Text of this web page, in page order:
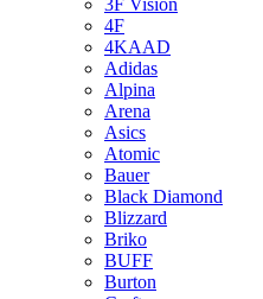
4F
4KAAD
Adidas
Alpina
Arena
Asics
Atomic
Bauer
Black Diamond
Blizzard
Briko
BUFF
Burton